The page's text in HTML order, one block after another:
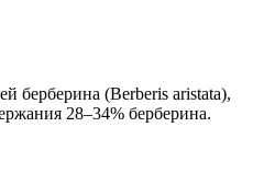
берберина (Berberis aristata),
28–34% берберина.